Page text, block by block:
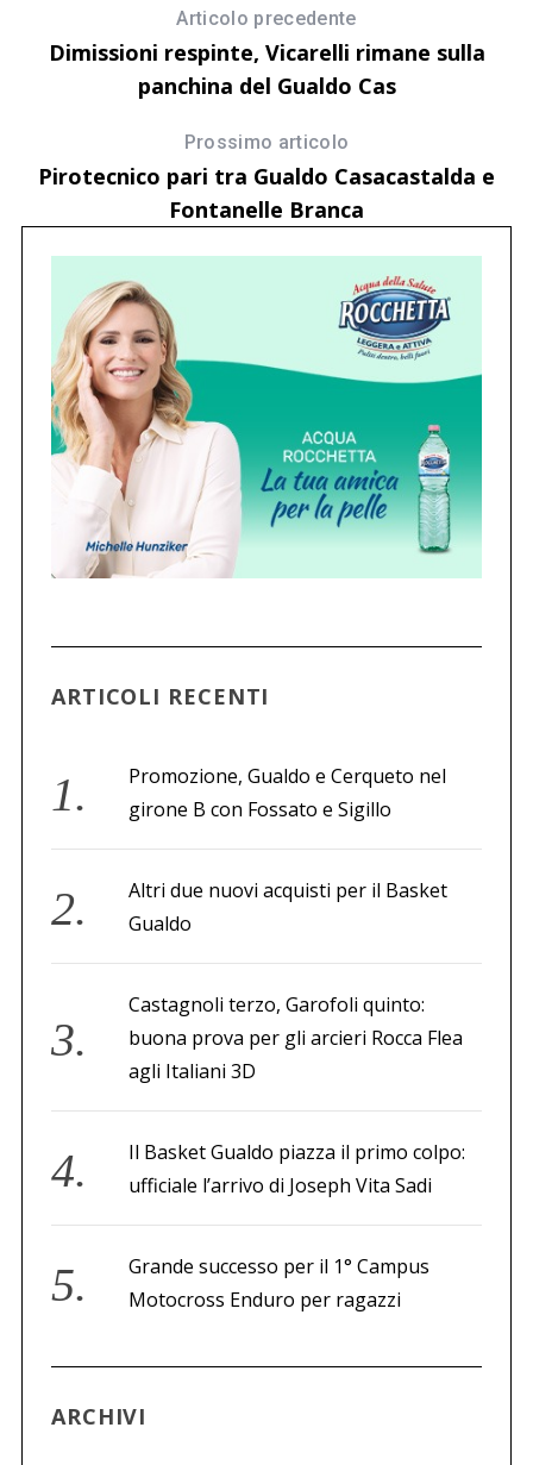
Articolo precedente
Dimissioni respinte, Vicarelli rimane sulla
panchina del Gualdo Cas
Prossimo articolo
Pirotecnico pari tra Gualdo Casacastalda e
Fontanelle Branca
ARTICOLI RECENTI
Promozione, Gualdo e Cerqueto nel
girone B con Fossato e Sigillo
Altri due nuovi acquisti per il Basket
Gualdo
Castagnoli terzo, Garofoli quinto:
buona prova per gli arcieri Rocca Flea
agli Italiani 3D
Il Basket Gualdo piazza il primo colpo:
ufficiale l’arrivo di Joseph Vita Sadi
Grande successo per il 1° Campus
Motocross Enduro per ragazzi
ARCHIVI